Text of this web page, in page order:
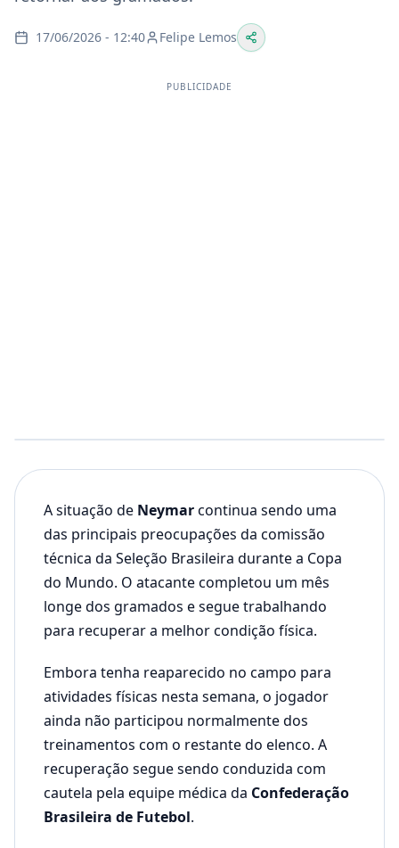
17/06/2026 - 12:40 Felipe Lemos
PUBLICIDADE
A situação de Neymarcontinua sendo uma
das principais preocupações da comissão
técnica da Seleção Brasileira durante a Copa
do Mundo. O atacante completou um mês
longe dos gramados e segue trabalhando
para recuperar a melhor condição física.
Embora tenha reaparecido no campo para
atividades físicas nesta semana, o jogador
ainda não participou normalmente dos
treinamentos com o restante do elenco. A
recuperação segue sendo conduzida com
cautela pela equipe médica da Confederação
Brasileira de Futebol.